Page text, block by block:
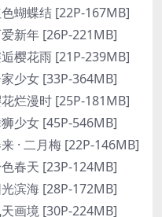
蝴蝶结 [22P-167MB]
新年 [26P-221MB]
樱花雨 [21P-239MB]
少女 [33P-364MB]
烂漫时 [25P-181MB]
少女 [45P-546MB]
· 二月梅 [22P-146MB]
春天 [23P-124MB]
滨海 [28P-172MB]
画境 [30P-224MB]